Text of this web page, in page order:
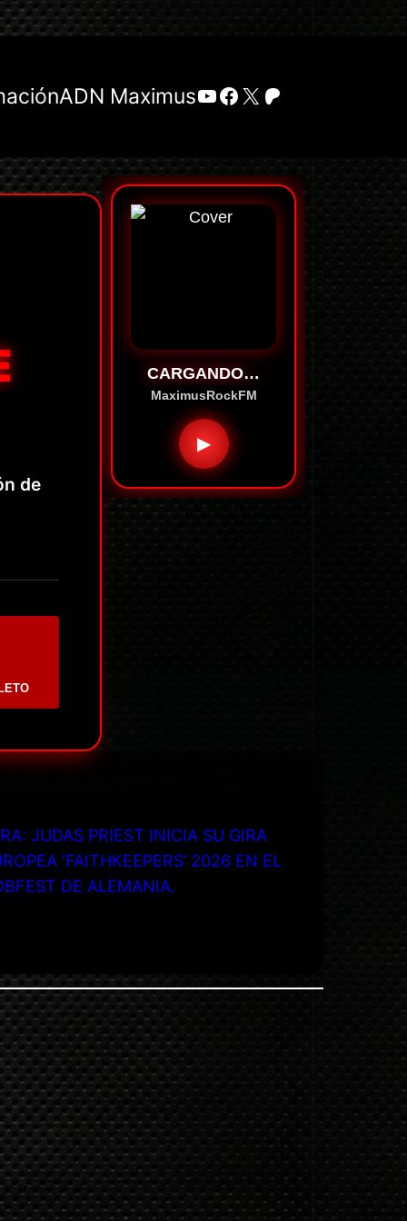
ADN MaximusYouTube
Facebook
X Patreon
de
CARGANDO…
MaximusRockFM
▶
JUDAS PRIEST INICIA SU GIRA
‘FAITHKEEPERS’ 2026 EN EL
DE ALEMANIA.